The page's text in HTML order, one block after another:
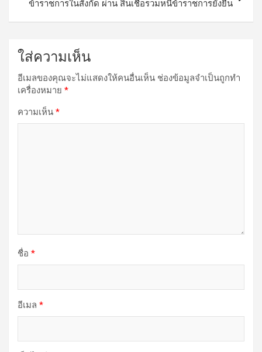
ข้าราชการในสังกัด ผ่าน สินเชื่อรวมหนี้ข้าราชการยั่งยืน
ใส่ความเห็น
อีเมลของคุณจะไม่แสดงให้คนอื่นเห็น ช่องข้อมูลจำเป็นถูกทำ
เครื่องหมาย *
ความเห็น *
ชื่อ *
อีเมล *